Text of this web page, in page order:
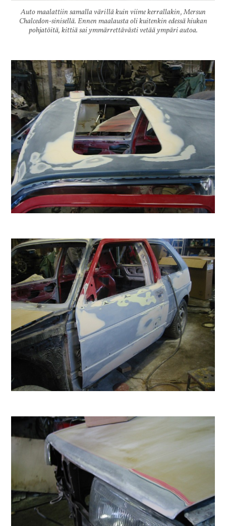
Auto maalattiin samalla värillä kuin viime kerrallakin, Mersun
Chalcedon-sinisellä. Ennen maalausta oli kuitenkin edessä hiukan
pohjatöitä, kittiä sai ymmärrettävästi vetää ympäri autoa.